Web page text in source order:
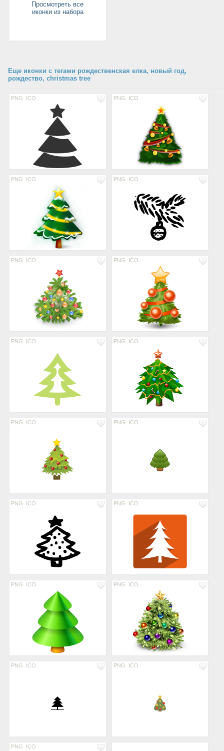
Просмотреть все
иконки из набора
Еще иконки с тегами рождественская елка, новый год,
рождество, christmas tree
PNG ICO PNG ICO
PNG ICO PNG ICO
PNG ICO PNG ICO
PNG ICO PNG ICO
PNG ICO PNG ICO
PNG ICO PNG ICO
PNG ICO PNG ICO
PNG ICO PNG ICO
PNG ICO